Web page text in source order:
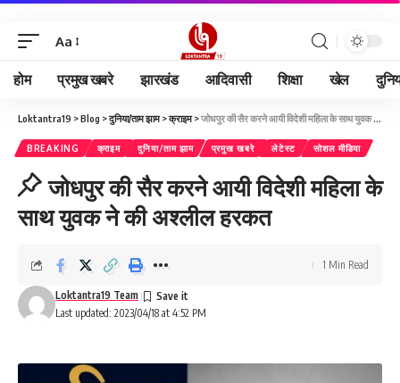
Aa
होम प्रमुख खबरे झारखंड आदिवासी शिक्षा खेल
Loktantra19 >Blog >दुनिया/ताम झाम>क्राइम>जोधपुर की सैर करने आयी विदेशी महिला के साथ युवक ने की अश्लील हरकत
BREAKING क्राइम दुनिया/ताम झाम प्रमुख खबरे लेटेस्ट सोशल मीडिया
जोधपुर की सैर करने आयी विदेशी महिला के
साथ युवक ने की अश्लील हरकत
Last updated: 2023/04/18 at 4:52 PM
Loktantra19 Team
1 Min Read